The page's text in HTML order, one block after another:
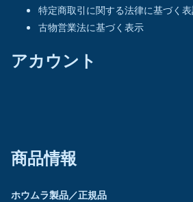
特定商取引に関する法律に基づく
古物営業法に基づく表示
アカウント
商品情報
ホウムラ製品／正規品